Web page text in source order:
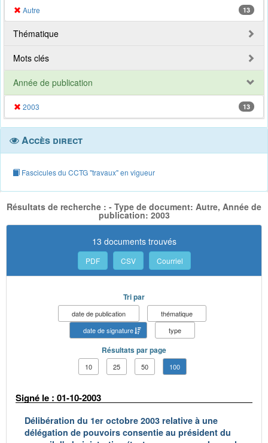
Autre 13
Thématique
Mots clés
Année de publication
2003 13
Accès direct
Fascicules du CCTG "travaux" en vigueur
Résultats de recherche : - Type de document: Autre, Année de
publication: 2003
13 documents trouvés
PDF CSV Courriel
Tri par
date de publication
thématique
date de signature
type
Résultats par page
10 25 50 100
Signé le : 01-10-2003
Délibération du 1er octobre 2003 relative à une
délégation de pouvoirs consentie au président du